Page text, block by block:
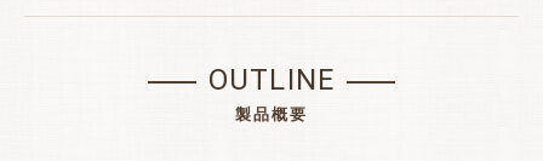
OUTLINE
製品概要